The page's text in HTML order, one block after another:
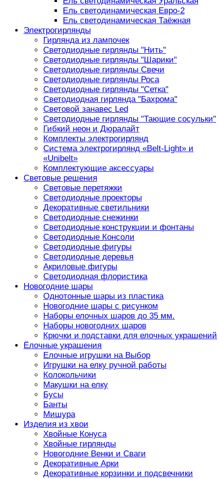
Ель светодинамическая Евро-2
Ель светодинамическая Таёжная
Электрогирлянды
Гирлянда из лампочек
Светодиодные гирлянды "Нить"
Светодиодные гирлянды "Шарики"
Светодиодные гирлянды Свечи
Светодиодные гирлянды Роса
Светодиодные гирлянды "Сетка"
Светодиодная гирлянда "Бахрома"
Световой занавес Led
Светодиодные гирлянды "Тающие сосульки"
Гибкий неон и Дюралайт
Комплекты электрогирлянд
Система электрогирлянд «Belt-Light» и
«Unibelt»
Комплектующие аксессуары
Световые решения
Световые перетяжки
Светодиодные проекторы
Декоративные светильники
Светодиодные снежинки
Светодиодные конструкции и фонтаны
Светодиодные Консоли
Светодиодные фигуры
Светодиодные деревья
Акриловые фигуры
Светодиодная флористика
Новогодние шары
Однотонные шары из пластика
Новогодние шары с рисунком
Наборы елочных шаров до 35 мм.
Наборы новогодних шаров
Крючки и подставки для елочных украшений
Ёлочные украшения
Елочные игрушки на Выбор
Игрушки на елку ручной работы
Колокольчики
Макушки на елку
Бусы
Банты
Мишура
Изделия из хвои
Хвойные Конуса
Хвойные гирлянды
Новогодние Венки и Сваги
Декоративные Арки
Декоративные корзинки и подсвечники